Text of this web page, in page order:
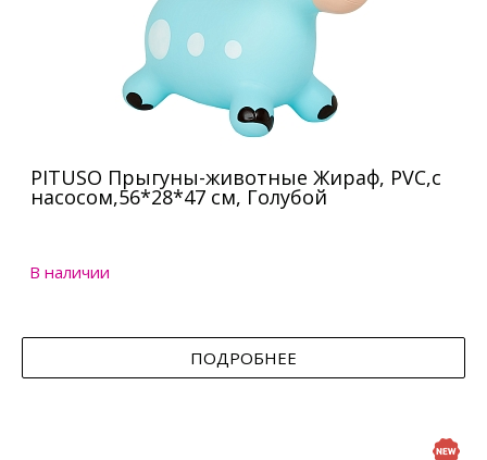
PITUSO Прыгуны-животные Жираф, PVC,с
насосом,56*28*47 см, Голубой
В наличии
ПОДРОБНЕЕ